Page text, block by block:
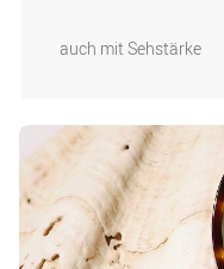
auch mit Sehstärke